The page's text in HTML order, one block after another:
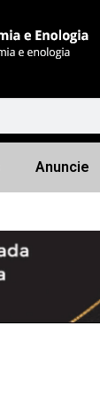
Anuncie